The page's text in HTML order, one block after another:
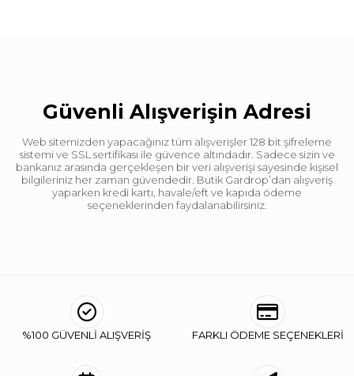
Güvenli Alışverişin Adresi
Web sitemizden yapacağınız tüm alışverişler 128 bit şifreleme
sistemi ve SSL sertifikası ile güvence altındadır. Sadece sizin ve
bankanız arasında gerçekleşen bir veri alışverişi sayesinde kişisel
bilgileriniz her zaman güvendedir. Butik Gardrop’dan alışveriş
yaparken kredi kartı, havale/eft ve kapıda ödeme
seçeneklerinden faydalanabilirsiniz.
%100 GÜVENLİ ALIŞVERİŞ FARKLI ÖDEME SEÇENEKLERİ